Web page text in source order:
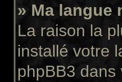
» Ma langue
La raison la
installé votre
phpBB3